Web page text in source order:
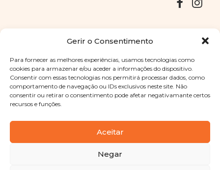
Gerir o Consentimento
Para fornecer as melhores experiências, usamos tecnologias como
cookies para armazenar e/ou aceder a informações do dispositivo.
Consentir com essas tecnologias nos permitirá processar dados, como
comportamento de navegação ou IDs exclusivos neste site. Não
consentir ou retirar o consentimento pode afetar negativamante certos
recursos e funções.
Aceitar
Negar
Copyright © 2025 Sabores Santa Clara
. Todos os direitos
reservadosPolítica de Privacidade |Termos e condições
Designed byShift Your Branding Agency